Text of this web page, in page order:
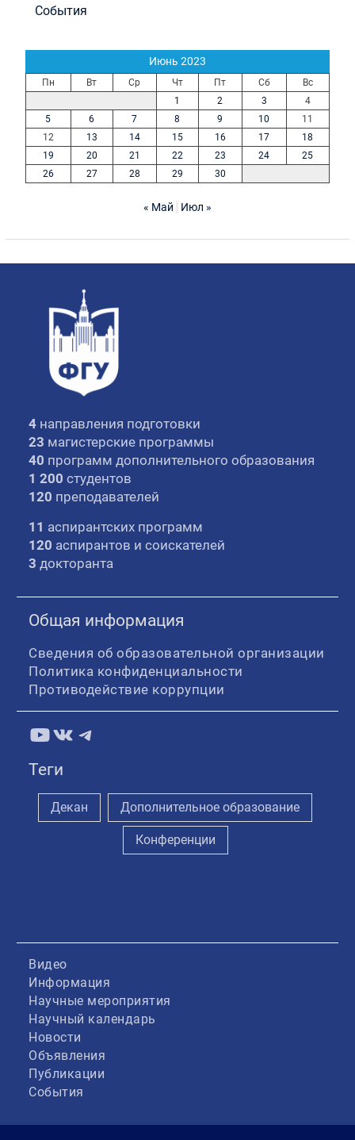
События
Июнь 2023
Пн Вт Ср Чт Пт Сб
Вс
1
2 3
4
5
6 7 8 9 10
11
12
13 14 15 16 17
18
19
20 21 22 23 24
25
26
27 28 29 30
« Май Июл »
4 направления подготовки
23 магистерские программы
40 программ дополнительного образования
1 200 студентов
120 преподавателей
11 аспирантских программ
120 аспирантов и соискателей
3 докторанта
Общая информация
Сведения об образовательной организации
Политика конфиденциальности
Противодействие коррупции
YouTube
ВКонтакте
Telegram
Теги
Декан Дополнительное образование
Конференции
Видео
Информация
Научные мероприятия
Научный календарь
Новости
Объявления
Публикации
События